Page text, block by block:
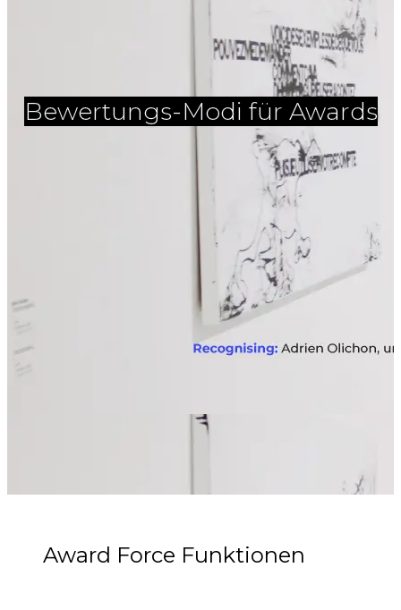
Bewertungs-Modi für Awards
Award Force Funktionen